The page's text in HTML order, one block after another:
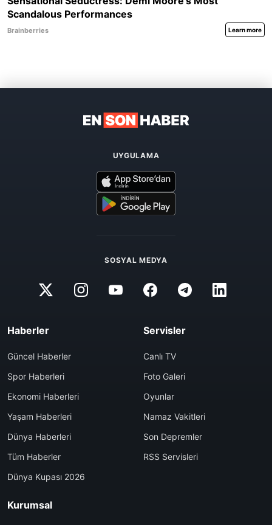
UYGULAMA
SOSYAL MEDYA
Haberler
Güncel Haberler
Spor Haberleri
Ekonomi Haberleri
Yaşam Haberleri
Dünya Haberleri
Tüm Haberler
Dünya Kupası 2026
Servisler
Canlı TV
Foto Galeri
Oyunlar
Namaz Vakitleri
Son Depremler
RSS Servisleri
Kurumsal